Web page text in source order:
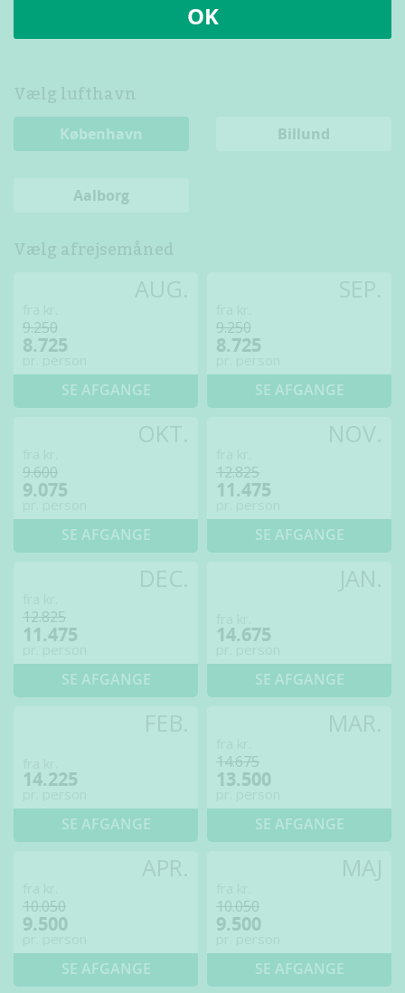
OK
Vælg lufthavn
København Billund
Aalborg
Vælg afrejsemåned
9.250
8.725
SE AFGANGE
9.250
8.725
SE AFGANGE
9.600
9.075
SE AFGANGE
12.825
11.475
SE AFGANGE
12.825
11.475
SE AFGANGE
14.675
SE AFGANGE
14.225
SE AFGANGE
14.675
13.500
SE AFGANGE
10.050
9.500
SE AFGANGE
10.050
9.500
SE AFGANGE